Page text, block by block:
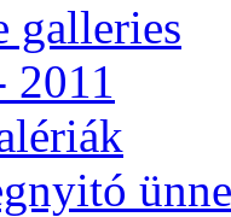
gal­le­ri­es
2011